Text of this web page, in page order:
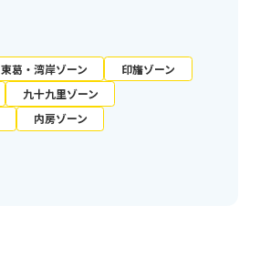
東葛・湾岸ゾーン
印旛ゾーン
九十九里ゾーン
内房ゾーン